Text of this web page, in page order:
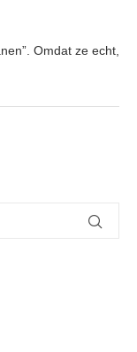
Omdat ze echt,